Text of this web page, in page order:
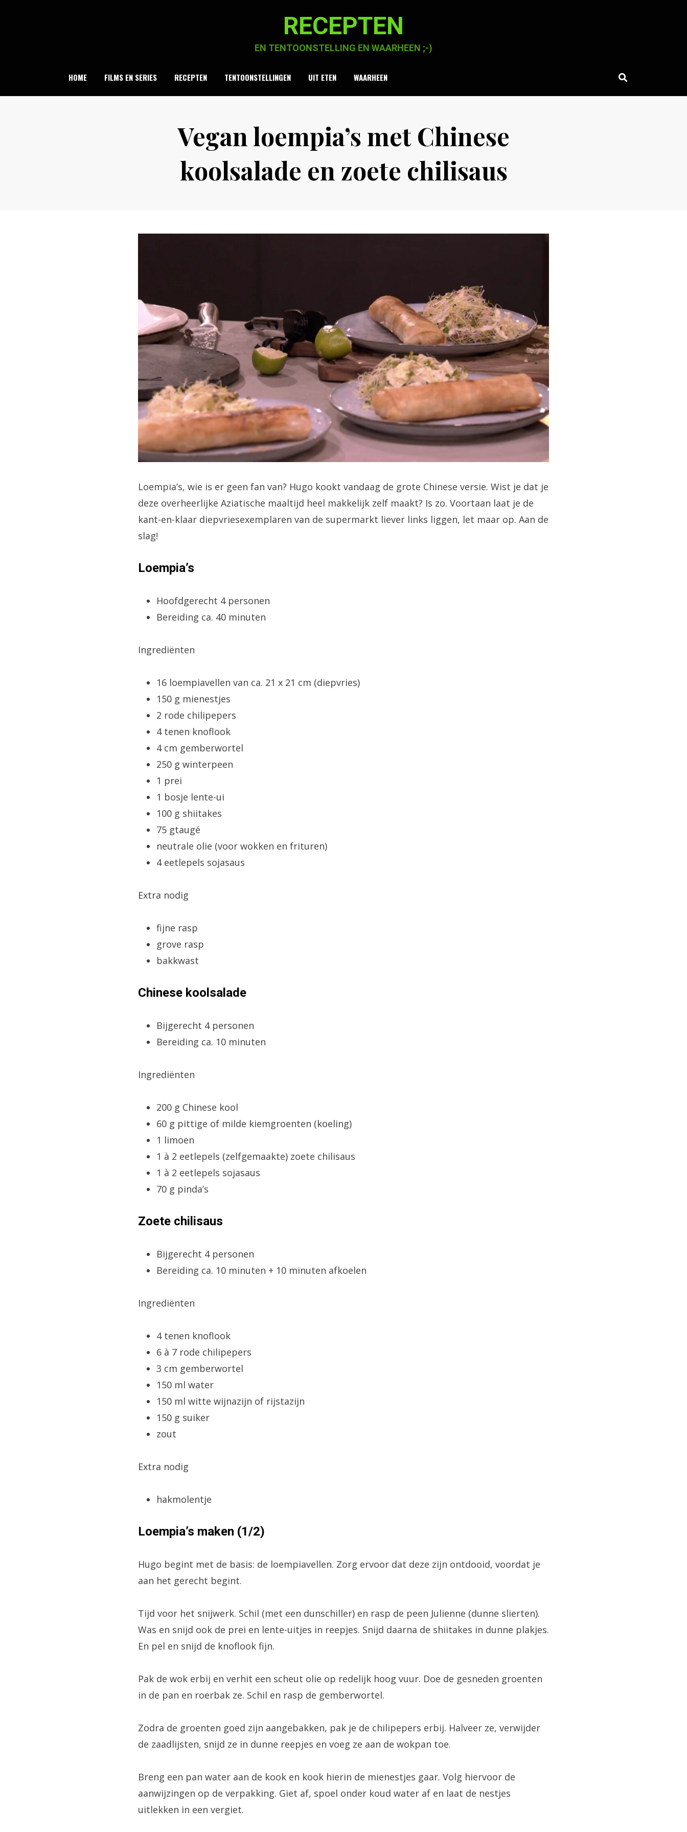
RECEPTEN
EN TENTOONSTELLING EN WAARHEEN ;-)
HOME FILMS EN SERIES RECEPTEN TENTOONSTELLINGEN UIT ETEN WAARHEEN
Vegan loempia’s met Chinese
koolsalade en zoete chilisaus
Loempia’s, wie is er geen fan van? Hugo kookt vandaag de grote Chinese versie. Wist je dat je
deze overheerlijke Aziatische maaltijd heel makkelijk zelf maakt? Is zo. Voortaan laat je de
kant-en-klaar diepvriesexemplaren van de supermarkt liever links liggen, let maar op. Aan de
slag!
Loempia’s
Hoofdgerecht 4 personen
Bereiding ca. 40 minuten
Ingrediënten
16 loempiavellen van ca. 21 x 21 cm (diepvries)
150 g mienestjes
2 rode chilipepers
4 tenen knoflook
4 cm gemberwortel
250 g winterpeen
1 prei
1 bosje lente-ui
100 g shiitakes
75 gtaugé
neutrale olie (voor wokken en frituren)
4 eetlepels sojasaus
Extra nodig
fijne rasp
grove rasp
bakkwast
Chinese koolsalade
Bijgerecht 4 personen
Bereiding ca. 10 minuten
Ingrediënten
200 g Chinese kool
60 g pittige of milde kiemgroenten (koeling)
1 limoen
1 à 2 eetlepels (zelfgemaakte) zoete chilisaus
1 à 2 eetlepels sojasaus
70 g pinda’s
Zoete chilisaus
Bijgerecht 4 personen
Bereiding ca. 10 minuten + 10 minuten afkoelen
Ingrediënten
4 tenen knoflook
6 à 7 rode chilipepers
3 cm gemberwortel
150 ml water
150 ml witte wijnazijn of rijstazijn
150 g suiker
zout
Extra nodig
hakmolentje
Loempia’s maken (1/2)
Hugo begint met de basis: de loempiavellen. Zorg ervoor dat deze zijn ontdooid, voordat je
aan het gerecht begint.
Tijd voor het snijwerk. Schil (met een dunschiller) en rasp de peen Julienne (dunne slierten).
Was en snijd ook de prei en lente-uitjes in reepjes. Snijd daarna de shiitakes in dunne plakjes.
En pel en snijd de knoflook fijn.
Pak de wok erbij en verhit een scheut olie op redelijk hoog vuur. Doe de gesneden groenten
in de pan en roerbak ze. Schil en rasp de gemberwortel.
Zodra de groenten goed zijn aangebakken, pak je de chilipepers erbij. Halveer ze, verwijder
de zaadlijsten, snijd ze in dunne reepjes en voeg ze aan de wokpan toe.
Breng een pan water aan de kook en kook hierin de mienestjes gaar. Volg hiervoor de
aanwijzingen op de verpakking. Giet af, spoel onder koud water af en laat de nestjes
uitlekken in een vergiet.